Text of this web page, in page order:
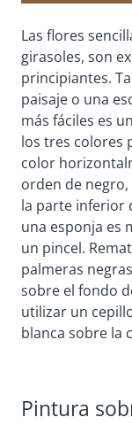
Las flores
girasoles, son
principiantes.
paisaje o una
más fáciles es
los tres colores
color
orden de
la parte inferior
una esponja es
un pincel.
palmeras
sobre el fondo
utilizar un
blanca sobre la
Pintura